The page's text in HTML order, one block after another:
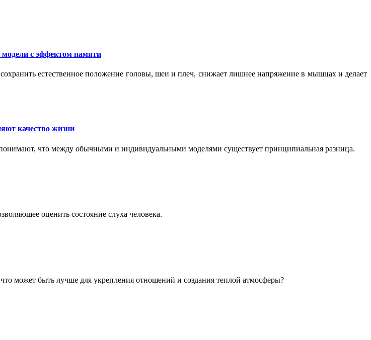
с эффектом памяти
естественное положение головы, шеи и плеч, снижает лишнее напряжение в мышцах и делает
качество жизни
что между обычными и индивидуальными моделями существует принципиальная разница.
оценить состояние слуха человека.
может быть лучше для укрепления отношений и создания теплой атмосферы?